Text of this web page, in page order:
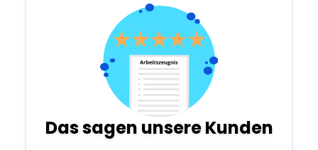
Das sagen unsere Kunden